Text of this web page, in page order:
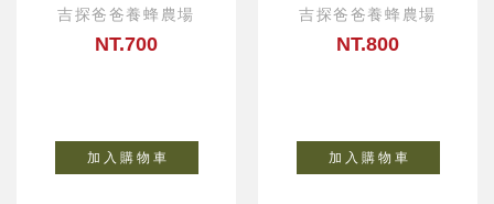
祐堂
吉探爸爸養蜂農場
NT.700
加 入 購 物 車
吉探爸爸養蜂農場
NT.800
加 入 購 物 車